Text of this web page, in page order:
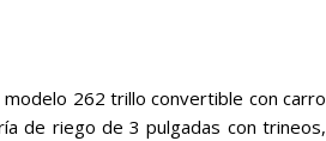
modelo 262 trillo convertible con carro
de riego de 3 pulgadas con trineos,